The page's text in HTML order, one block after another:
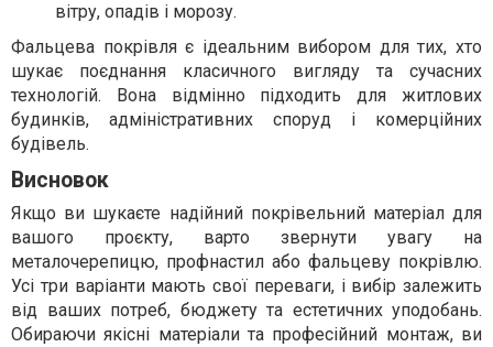
вітру, опадів і морозу.
Фальцева покрівля є ідеальним вибором для тих, хто
шукає поєднання класичного вигляду та сучасних
технологій. Вона відмінно підходить для житлових
будинків, адміністративних споруд і комерційних
будівель.
Висновок
Якщо ви шукаєте надійний покрівельний матеріал для
вашого проєкту, варто звернути увагу на
металочерепицю, профнастил або фальцеву покрівлю.
Усі три варіанти мають свої переваги, і вибір залежить
від ваших потреб, бюджету та естетичних уподобань.
Обираючи якісні матеріали та професійний монтаж, ви